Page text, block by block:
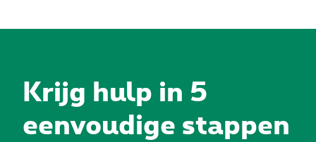
Krijg hulp in 5
eenvoudige stappen